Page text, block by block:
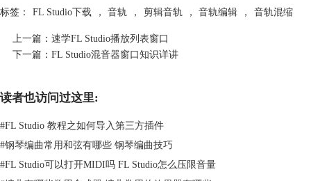
文章到这里关于FL Studio音轨焦点的知识就讲完了，FL Studio下载可以
标签： FL Studio下载 ， 音轨 ， 剪辑音轨 ， 音轨编辑 ， 音轨混缩
上一篇： 速学FL Studio播放列表窗口
下一篇： FL Studio混音器窗口知识详讲
读者也访问过这里:
#FL Studio 教程之如何导入第三方插件
#钢琴编曲常用和弦有哪些 钢琴编曲技巧
#FL Studio可以打开MIDI吗 FL Studio怎么压限音量